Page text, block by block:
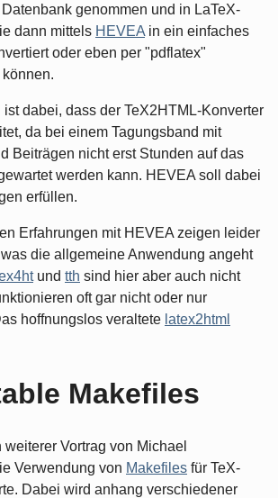
genommen und in LaTeX-
dann mittels HEVEA in ein einfaches
oder eben per "pdflatex"
ist dabei, dass der TeX2HTML-Konverter
da bei einem Tagungsband mit
Beiträgen nicht erst Stunden auf das
werden kann. HEVEA soll dabei
erfüllen.
Erfahrungen mit HEVEA zeigen leider
die allgemeine Anwendung angeht
und tth sind hier aber auch nicht
oft gar nicht oder nur
hoffnungslos veraltete latex2html
Makefiles
Vortrag von Michael
Verwendung von Makefiles für TeX-
Dabei wird anhang verschiedener